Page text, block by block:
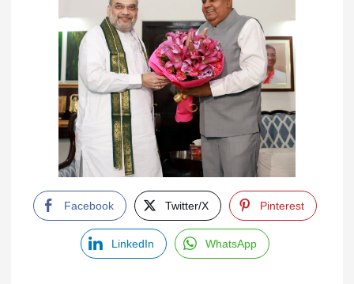
Facebook Twitter/X Pinterest
LinkedIn WhatsApp